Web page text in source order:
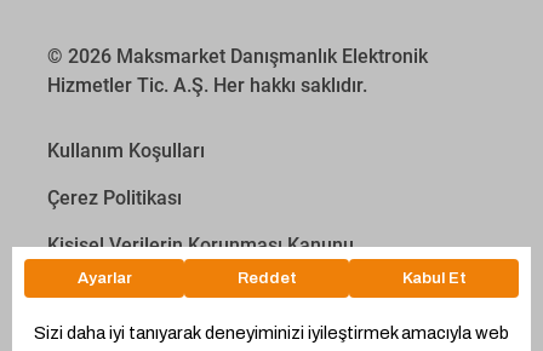
© 2026 Maksmarket Danışmanlık Elektronik
Hizmetler Tic. A.Ş. Her hakkı saklıdır.
Kullanım Koşulları
Çerez Politikası
Kişisel Verilerin Korunması Kanunu
İletişim Aydınlatma Metni
Proyakıt